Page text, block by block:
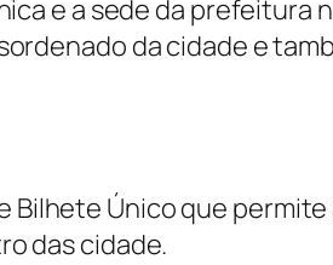
e a sede da prefeitura
da cidade e
Bilhete Único que
das cidade.